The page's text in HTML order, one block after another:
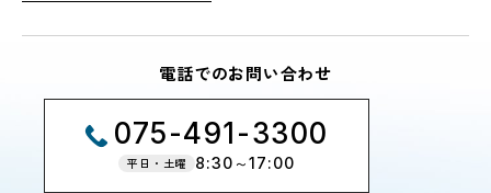
電話でのお問い合わせ
075-491-3300
平日・土曜 8:30～17:00